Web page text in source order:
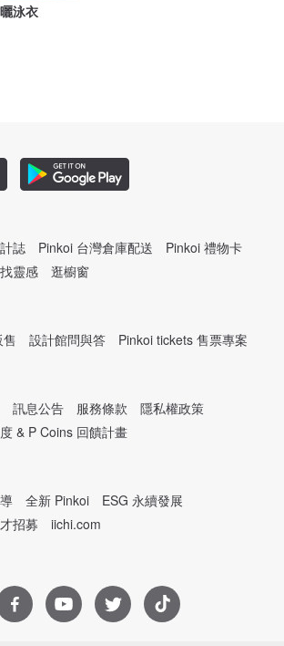
泳衣
誌 Pinkoi 台灣倉庫配送
Pinkoi 禮物卡
找靈感 逛櫥窗
設計館問與答 Pinkoi tickets 售票專案
訊息公告 服務條款
隱私權政策
& P Coins 回饋計畫
全新 Pinkoi
ESG 永續發展
招募 iichi.com